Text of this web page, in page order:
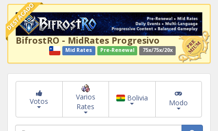
DESTACADO
BifrostRO - MidRates Progresivo
Mid Rates Pre-Renewal 75x/75x/20x
Votos
Varios
Rates
Bolivia
Modo